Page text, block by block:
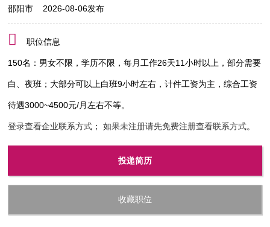
邵阳市 2026-08-06发布
职位信息
150名：男女不限，学历不限，每月工作26天11小时以上，部分需要
白、夜班；大部分可以上白班9小时左右，计件工资为主，综合工资
待遇3000~4500元/月左右不等。
登录查看企业联系方式 ； 如果未注册请先免费注册查看联系方式。
投递简历
收藏职位